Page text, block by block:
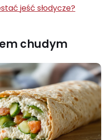
jeść słodycze?
chudym